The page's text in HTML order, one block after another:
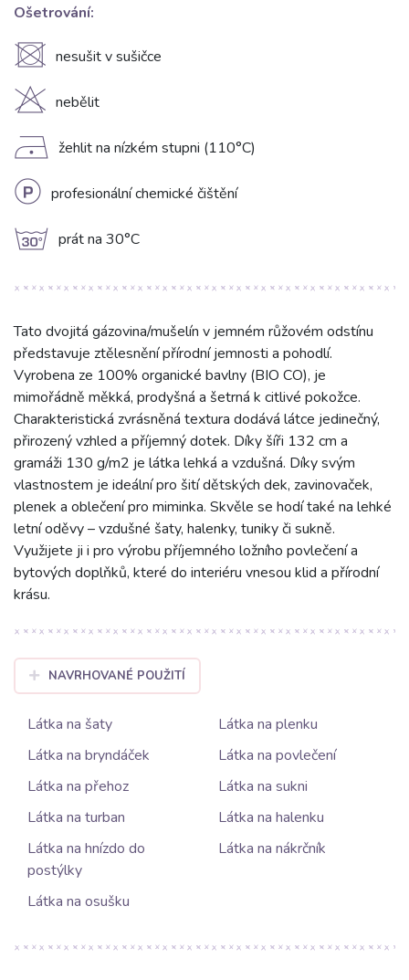
Ošetrování:
U nesušit v sušičce
H nebělit
D žehlit na nízkém stupni (110°C)
L profesionální chemické čištění
g prát na 30°C
Tato dvojitá gázovina/mušelín v jemném růžovém odstínu
představuje ztělesnění přírodní jemnosti a pohodlí.
Vyrobena ze 100% organické bavlny (BIO CO), je
mimořádně měkká, prodyšná a šetrná k citlivé pokožce.
Charakteristická zvrásněná textura dodává látce jedinečný,
přirozený vzhled a příjemný dotek. Díky šíři 132 cm a
gramáži 130 g/m2 je látka lehká a vzdušná. Díky svým
vlastnostem je ideální pro šití dětských dek, zavinovaček,
plenek a oblečení pro miminka. Skvěle se hodí také na lehké
letní oděvy – vzdušné šaty, halenky, tuniky či sukně.
Využijete ji i pro výrobu příjemného ložního povlečení a
bytových doplňků, které do interiéru vnesou klid a přírodní
krásu.
NAVRHOVANÉ POUŽITÍ
Látka na šaty
Látka na plenku
Látka na bryndáček
Látka na povlečení
Látka na přehoz
Látka na sukni
Látka na turban
Látka na halenku
Látka na hnízdo do
postýlky
Látka na nákrčník
Látka na osušku